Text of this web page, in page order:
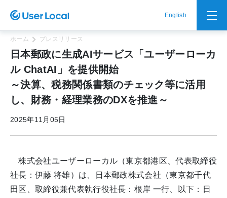
English
ホーム プレスリリース
日本郵政に生成AIサービス「ユーザーローカ
ル ChatAI」を提供開始
～決算、税務関係書類のチェック等に活用
し、財務・経理業務のDXを推進～
2025年11月05日
株式会社ユーザーローカル（東京都港区、代表取締役
社長：伊藤 将雄）は、日本郵政株式会社（東京都千代
田区、取締役兼代表執行役社長：根岸 一行、以下：日